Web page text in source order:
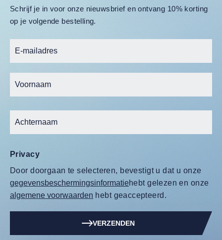
Schrijf je in voor onze nieuwsbrief en ontvang 10% korting
op je volgende bestelling.
Privacy
Door doorgaan te selecteren, bevestigt u dat u onze
gegevensbeschermingsinformatiehebt gelezen en onze
algemene voorwaarden hebt geaccepteerd.
VERZENDEN